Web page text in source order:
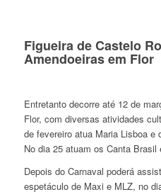
Figueira de Castelo
Amendoeiras em Flor
Entretanto decorre até 12 de
Flor, com diversas atividades
de fevereiro atua Maria Lisboa e
No dia 25 atuam os Canta Brasil
Depois do Carnaval poderá
espetáculo de Maxi e MLZ, no